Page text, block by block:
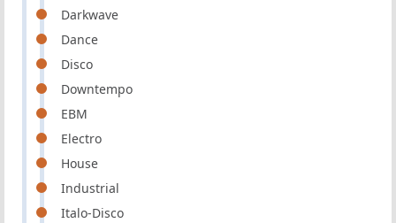
Darkwave
Dance
Disco
Downtempo
EBM
Electro
House
Industrial
Italo-Disco